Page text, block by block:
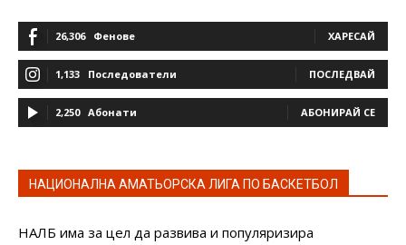
26,306 Фенове ХАРЕСАЙ
1,133 Последователи ПОСЛЕДВАЙ
2,250 Абонати АБОНИРАЙ СЕ
НАЦИОНАЛНА АМАТЬОРСКА ЛИГА ПО БАСКЕТБОЛ
НАЛБ има за цел да развива и популяризира